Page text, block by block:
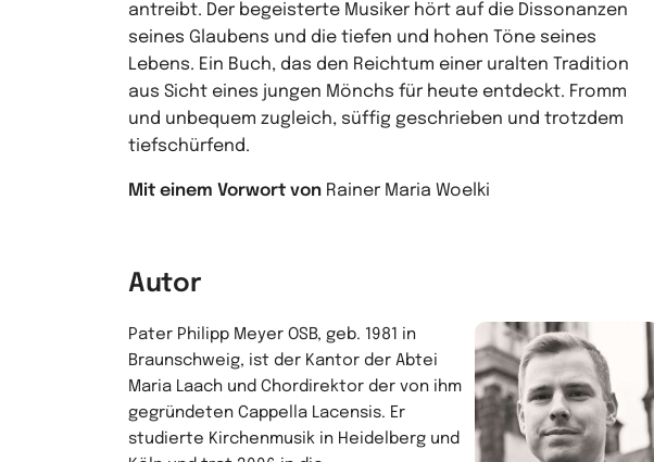
antreibt. Der begeisterte Musiker hört auf die Dissonanzen
seines Glaubens und die tiefen und hohen Töne seines
Lebens. Ein Buch, das den Reichtum einer uralten Tradition
aus Sicht eines jungen Mönchs für heute entdeckt. Fromm
und unbequem zugleich, süffig geschrieben und trotzdem
tiefschürfend.
Mit einem Vorwort von Rainer Maria Woelki
Autor
Pater Philipp Meyer OSB, geb. 1981 in
Braunschweig, ist der Kantor der Abtei
Maria Laach und Chordirektor der von ihm
gegründeten Cappella Lacensis. Er
studierte Kirchenmusik in Heidelberg und